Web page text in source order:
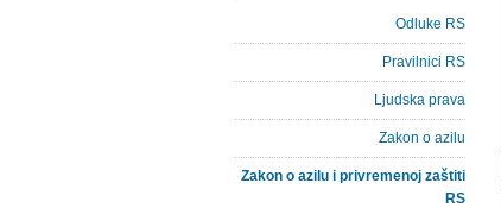
Odluke RS
Pravilnici RS
Ljudska prava
Zakon o azilu
Zakon o azilu i privremenoj zaštiti
RS